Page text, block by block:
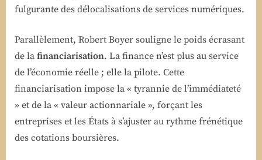
fulgurante des délocalisations de services numériques.
Parallèlement, Robert Boyer souligne le poids écrasant
de la financiarisation. La finance n’est plus au service
de l’économie réelle ; elle la pilote. Cette
financiarisation impose la « tyrannie de l’immédiateté
» et de la « valeur actionnariale », forçant les
entreprises et les États à s’ajuster au rythme frénétique
des cotations boursières.